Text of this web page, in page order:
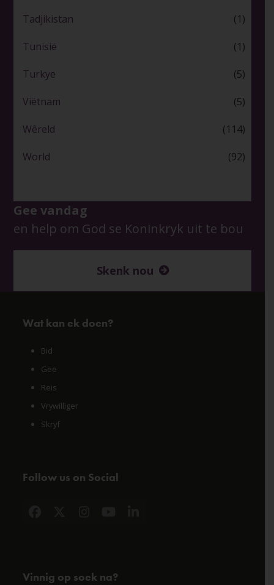
Tadjikistan (1)
Tunisië (1)
Turkye (5)
Viëtnam (5)
Wêreld (114)
World (92)
Gee vandag
en help om God se Koninkryk uit te bou
Skenk nou
Wat kan ek doen?
Bid
Gee
Reis
Vrywilliger
Skryf
Follow us on Social
Vinnig op soek na?